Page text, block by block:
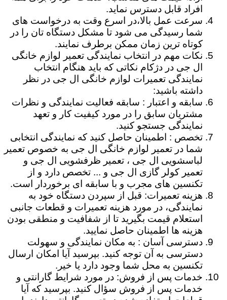
افراد قابل دسترس نماید.
سرعت عمل بالا،در اسرع وقت به درخواست های
شما رسیدگی می شود تا مشکل دستگاه تان را در
کوتاه ترین زمان ممکن برطرف نمایند.
نکات مهم در انتخاب نمایندگی تعمیر لوازم خانگی
ال جی در دژکام نکاتی که باید هنگام انتخاب
نمایندگی تعمیرات لوازم خانگی ال جی در نظر
داشته باشید:
سابقه و اعتبار : سابقه فعالیت نمایندگی و نظرات
مشتریان سابق را در مورد کیفیت کار و تعهد
نمایندگی جستجو کنید.
تخصص : اطمینان حاصل کنید که نمایندگی انتخابی
شما در تعمیر لوازم خانگی ال جی به خصوص تعمیر
لباسشویی ال جی ، تعمیر ظرفشویی ال جی و
تعمیر کولر گازی ال جی و ... تخصص دارد و از
تکنسین های مجرب و با سابقه ای برخوردار است.
هزینه تعمیرات: قبل از سپردن دستگاه خود به
نمایندگی، در مورد هزینه تعمیرات و قطعات جانبی
استعلام قیمت بگیرید تا از شفافیت و منطقی بودن
هزینه ها اطمینان حاصل نمایید.
دسترسی آسان : به مکان نمایندگی و سهولت
دسترسی به آن توجه کنید. بپرسید آیا امکان ارسال
تکنسین به محل شما وجود دارد یا خیر.
خدمات پس از فروش: در مورد شرایط گارانتی و
خدمات پس از فروش سؤال کنید. بپرسید که آیا